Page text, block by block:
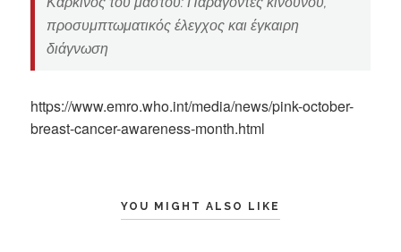
προσυμπτωματικός έλεγχος και έγκαιρη
διάγνωση
https://www.emro.who.int/media/news/pink-october-
breast-cancer-awareness-month.html
YOU MIGHT ALSO LIKE